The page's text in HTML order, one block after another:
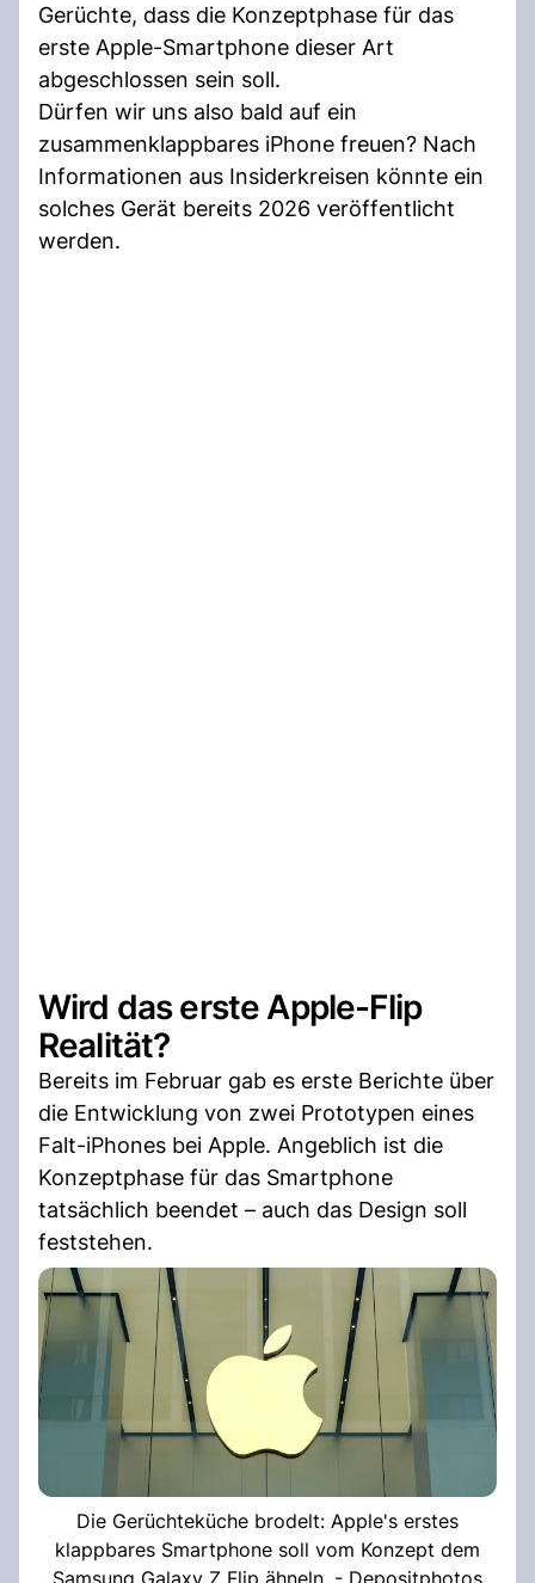
Gerüchte, dass die Konzeptphase für das
erste Apple-Smartphone dieser Art
abgeschlossen sein soll.
Dürfen wir uns also bald auf ein
zusammenklappbares iPhone freuen? Nach
Informationen aus Insiderkreisen könnte ein
solches Gerät bereits 2026 veröffentlicht
werden.
Wird das erste Apple-Flip
Realität?
Bereits im Februar gab es erste Berichte über
die Entwicklung von zwei Prototypen eines
Falt-iPhones bei Apple. Angeblich ist die
Konzeptphase für das Smartphone
tatsächlich beendet – auch das Design soll
feststehen.
Die Gerüchteküche brodelt: Apple's erstes
klappbares Smartphone soll vom Konzept dem
Samsung Galaxy Z Flip ähneln. - Depositphotos